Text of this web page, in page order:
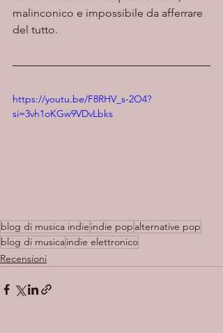
malinconico e impossibile da afferrare
del tutto.
https://youtu.be/F8RHV_s-2O4?
si=3vh1oKGw9VDvLbks
blog di musica indie indie pop alternative pop
blog di musicaindie elettronico
Recensioni